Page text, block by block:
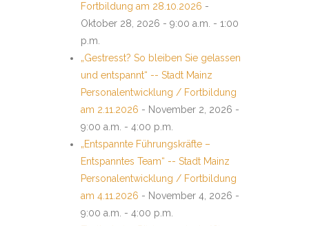
Fortbildung am 28.10.2026 -
Oktober 28, 2026 - 9:00 a.m. - 1:00
p.m.
„Gestresst? So bleiben Sie gelassen
und entspannt“ -- Stadt Mainz
Personalentwicklung / Fortbildung
am 2.11.2026 - November 2, 2026 -
9:00 a.m. - 4:00 p.m.
„Entspannte Führungskräfte –
Entspanntes Team“ -- Stadt Mainz
Personalentwicklung / Fortbildung
am 4.11.2026 - November 4, 2026 -
9:00 a.m. - 4:00 p.m.